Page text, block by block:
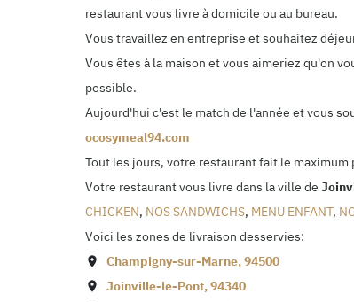
restaurant vous livre à domicile ou au bureau.
Vous travaillez en entreprise et souhaitez
Vous êtes à la maison et vous aimeriez qu'on
possible.
Aujourd'hui c'est le match de l'année et vous
ocosymeal94.com
Tout les jours, votre restaurant fait le maximum
Votre restaurant vous livre dans la ville de
CHICKEN, NOS SANDWICHS, MENU ENFANT,
Voici les zones de livraison desservies:
Champigny-sur-Marne,94500
Joinville-le-Pont,94340